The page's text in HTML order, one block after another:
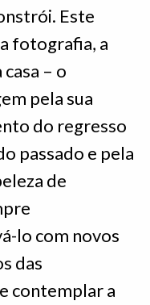
Este
fotografia, a
– o
pela sua
do regresso
passado e pela
de
lo com novos
das
contemplar a